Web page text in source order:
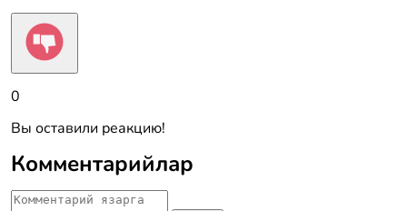
0
Вы оставили реакцию!
Комментарийлар